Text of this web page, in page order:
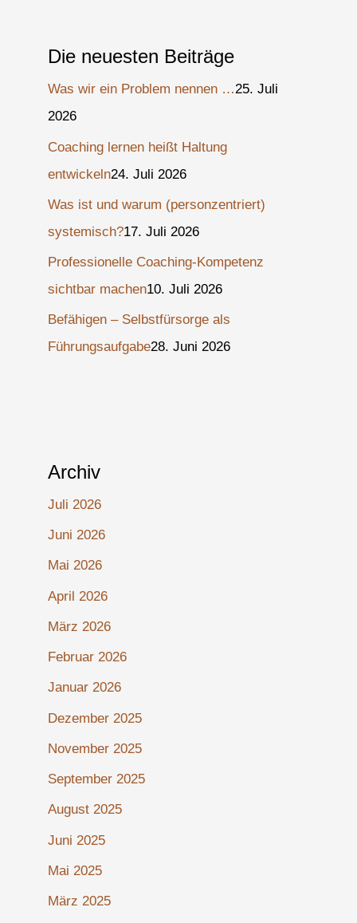
Die neuesten Beiträge
Was wir ein Problem nennen …25. Juli
2026
Coaching lernen heißt Haltung
entwickeln24. Juli 2026
Was ist und warum (personzentriert)
systemisch?17. Juli 2026
Professionelle Coaching-Kompetenz
sichtbar machen10. Juli 2026
Befähigen – Selbstfürsorge als
Führungsaufgabe28. Juni 2026
Archiv
Juli 2026
Juni 2026
Mai 2026
April 2026
März 2026
Februar 2026
Januar 2026
Dezember 2025
November 2025
September 2025
August 2025
Juni 2025
Mai 2025
März 2025